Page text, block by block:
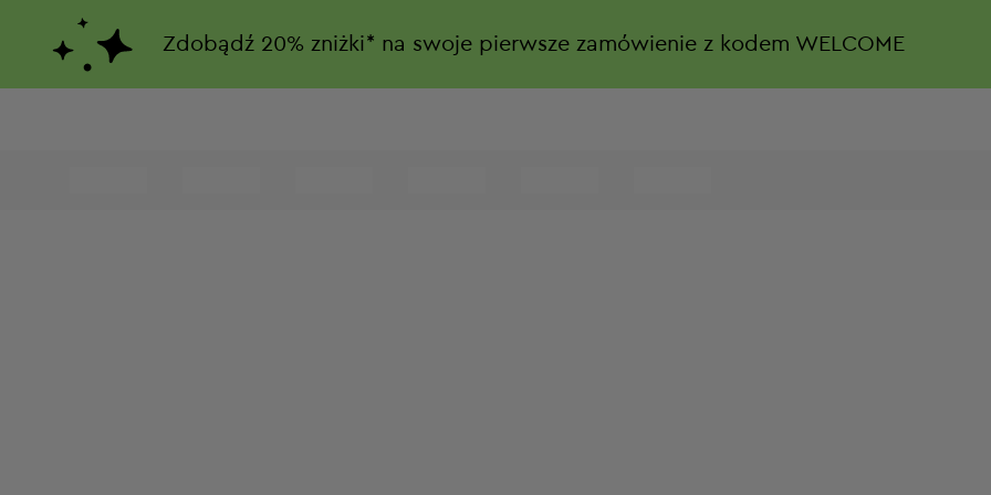
Zdobądź 20% zniżki* na swoje pierwsze zamówienie z kodem WELCOME